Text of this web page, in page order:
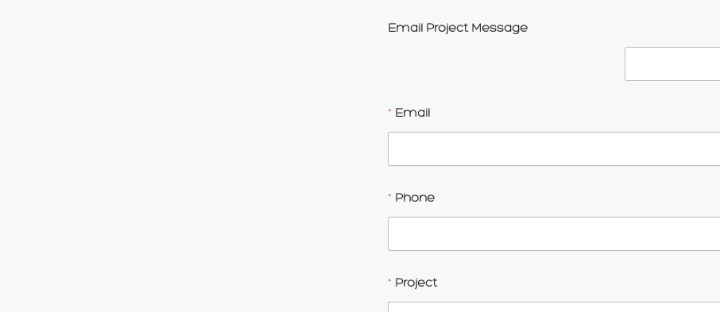
Email Project Message
Email
*
Phone
*
Project
*